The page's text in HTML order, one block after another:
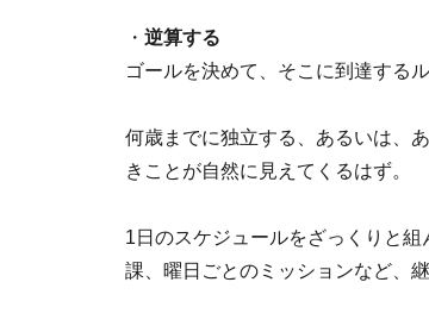
・ 逆算する
ゴールを決めて、そこに到達する
何歳までに独立する、あるいは、
きことが自然に見えてくるはず。
1日のスケジュールをざっくりと
課、曜日ごとのミッションなど、